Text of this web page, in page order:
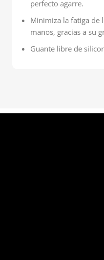
perfecto agarre.
Minimiza la fatiga de
manos, gracias a su
Guante libre de